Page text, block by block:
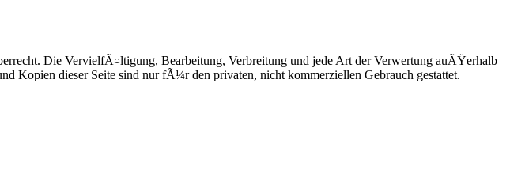
Die VervielfÃ¤ltigung, Bearbeitung, Verbreitung und jede Art der Verwertung auÃŸerhalb
Kopien dieser Seite sind nur fÃ¼r den privaten, nicht kommerziellen Gebrauch gestattet.